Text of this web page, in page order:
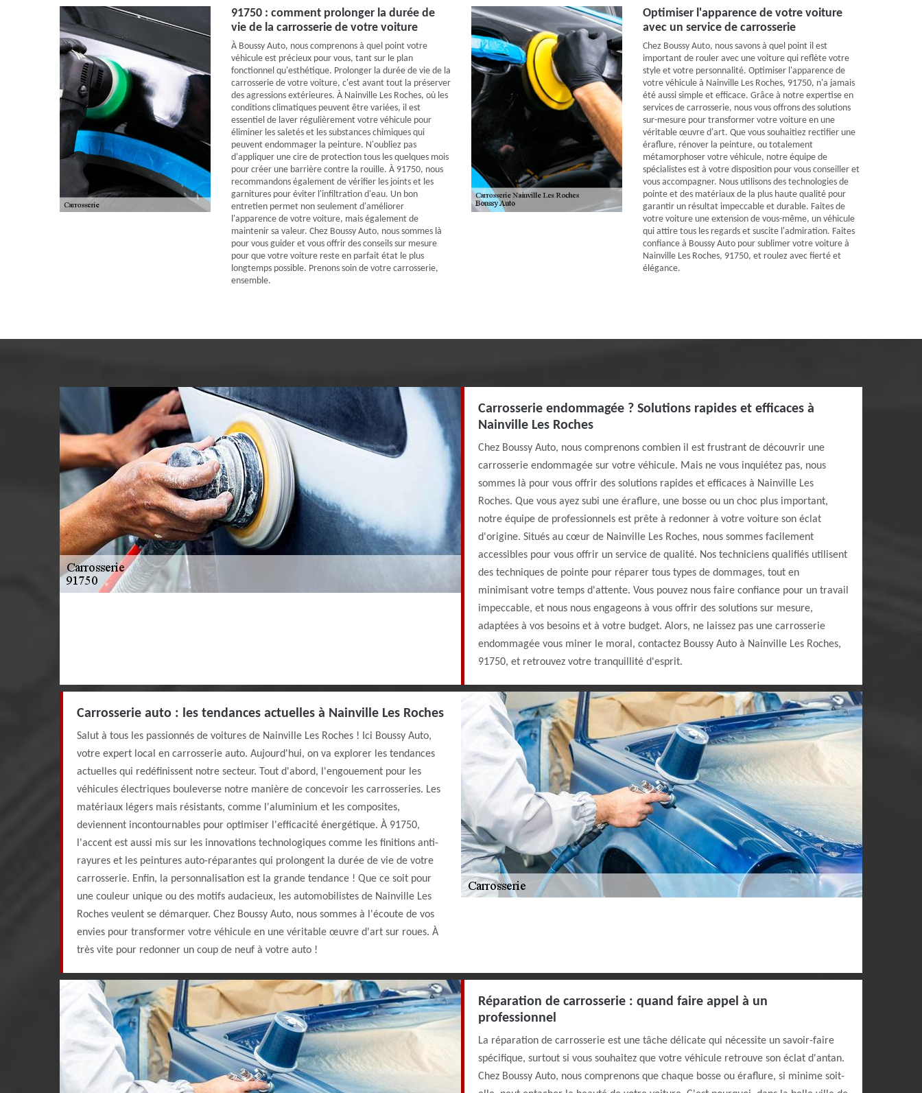
91750 : comment prolonger la durée de
vie de la carrosserie de votre voiture
À Boussy Auto, nous comprenons à quel point votre
véhicule est précieux pour vous, tant sur le plan
fonctionnel qu'esthétique. Prolonger la durée de vie de la
carrosserie de votre voiture, c'est avant tout la préserver
des agressions extérieures. À Nainville Les Roches, où les
conditions climatiques peuvent être variées, il est
essentiel de laver régulièrement votre véhicule pour
éliminer les saletés et les substances chimiques qui
peuvent endommager la peinture. N'oubliez pas
d'appliquer une cire de protection tous les quelques mois
pour créer une barrière contre la rouille. À 91750, nous
recommandons également de vérifier les joints et les
garnitures pour éviter l'infiltration d'eau. Un bon
entretien permet non seulement d'améliorer
l'apparence de votre voiture, mais également de
maintenir sa valeur. Chez Boussy Auto, nous sommes là
pour vous guider et vous offrir des conseils sur mesure
pour que votre voiture reste en parfait état le plus
longtemps possible. Prenons soin de votre carrosserie,
ensemble.
Optimiser l'apparence de votre voiture
avec un service de carrosserie
Chez Boussy Auto, nous savons à quel point il est
important de rouler avec une voiture qui reflète votre
style et votre personnalité. Optimiser l'apparence de
votre véhicule à Nainville Les Roches, 91750, n'a jamais
été aussi simple et efficace. Grâce à notre expertise en
services de carrosserie, nous vous offrons des solutions
sur-mesure pour transformer votre voiture en une
véritable œuvre d'art. Que vous souhaitiez rectifier une
éraflure, rénover la peinture, ou totalement
métamorphoser votre véhicule, notre équipe de
spécialistes est à votre disposition pour vous conseiller et
vous accompagner. Nous utilisons des technologies de
pointe et des matériaux de la plus haute qualité pour
garantir un résultat impeccable et durable. Faites de
votre voiture une extension de vous-même, un véhicule
qui attire tous les regards et suscite l'admiration. Faites
confiance à Boussy Auto pour sublimer votre voiture à
Nainville Les Roches, 91750, et roulez avec fierté et
élégance.
Carrosserie endommagée ? Solutions rapides et efficaces à
Nainville Les Roches
Chez Boussy Auto, nous comprenons combien il est frustrant de découvrir une
carrosserie endommagée sur votre véhicule. Mais ne vous inquiétez pas, nous
sommes là pour vous offrir des solutions rapides et efficaces à Nainville Les
Roches. Que vous ayez subi une éraflure, une bosse ou un choc plus important,
notre équipe de professionnels est prête à redonner à votre voiture son éclat
d'origine. Situés au cœur de Nainville Les Roches, nous sommes facilement
accessibles pour vous offrir un service de qualité. Nos techniciens qualifiés utilisent
des techniques de pointe pour réparer tous types de dommages, tout en
minimisant votre temps d'attente. Vous pouvez nous faire confiance pour un travail
impeccable, et nous nous engageons à vous offrir des solutions sur mesure,
adaptées à vos besoins et à votre budget. Alors, ne laissez pas une carrosserie
endommagée vous miner le moral, contactez Boussy Auto à Nainville Les Roches,
91750, et retrouvez votre tranquillité d'esprit.
Carrosserie auto : les tendances actuelles à Nainville Les Roches
Salut à tous les passionnés de voitures de Nainville Les Roches ! Ici Boussy Auto,
votre expert local en carrosserie auto. Aujourd'hui, on va explorer les tendances
actuelles qui redéfinissent notre secteur. Tout d'abord, l'engouement pour les
véhicules électriques bouleverse notre manière de concevoir les carrosseries. Les
matériaux légers mais résistants, comme l'aluminium et les composites,
deviennent incontournables pour optimiser l'efficacité énergétique. À 91750,
l'accent est aussi mis sur les innovations technologiques comme les finitions anti-
rayures et les peintures auto-réparantes qui prolongent la durée de vie de votre
carrosserie. Enfin, la personnalisation est la grande tendance ! Que ce soit pour
une couleur unique ou des motifs audacieux, les automobilistes de Nainville Les
Roches veulent se démarquer. Chez Boussy Auto, nous sommes à l'écoute de vos
envies pour transformer votre véhicule en une véritable œuvre d'art sur roues. À
très vite pour redonner un coup de neuf à votre auto !
Réparation de carrosserie : quand faire appel à un
professionnel
La réparation de carrosserie est une tâche délicate qui nécessite un savoir-faire
spécifique, surtout si vous souhaitez que votre véhicule retrouve son éclat d'antan.
Chez Boussy Auto, nous comprenons que chaque bosse ou éraflure, si minime soit-